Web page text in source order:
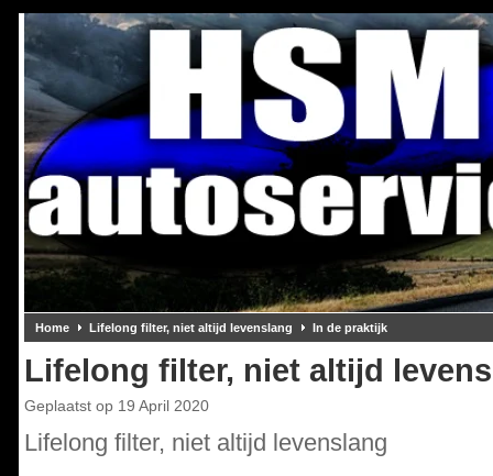
Home Lifelong filter, niet altijd levenslang In de praktijk
Lifelong filter, niet altijd
Geplaatst op 19 April 2020
Lifelong filter, niet altijd levenslang